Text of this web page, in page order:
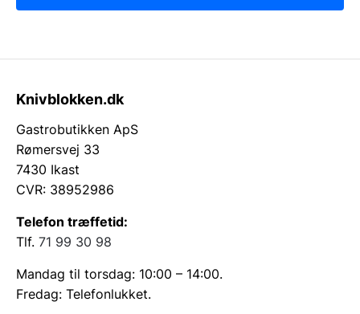
Knivblokken.dk
Gastrobutikken ApS
Rømersvej 33
7430 Ikast
CVR: 38952986
Telefon træffetid:
Tlf. 71 99 30 98
Mandag til torsdag: 10:00 – 14:00.
Fredag: Telefonlukket.